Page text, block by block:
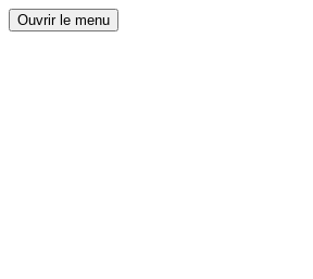
Ouvrir le menu